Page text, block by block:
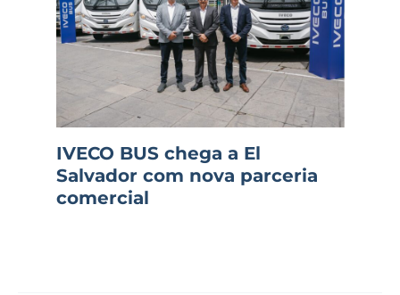
IVECO BUS chega a El
Salvador com nova parceria
comercial